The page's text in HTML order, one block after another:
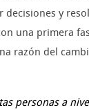
y
una primera
razón del
personas a